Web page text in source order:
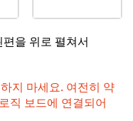
을 위로 펼쳐서
지 마세요. 여전히 약
직 보드에 연결되어